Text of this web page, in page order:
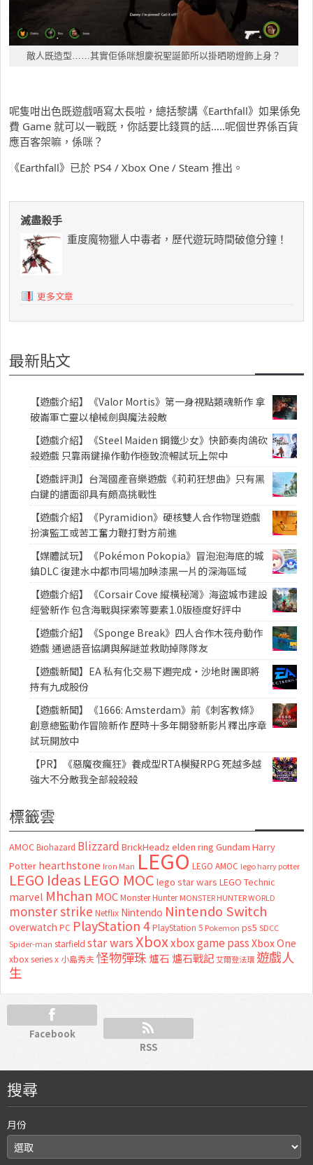
敵人既造型……其實佢係咪想慶祝聖誕節所以掛晒啲燈飾上身？
呢隻咁出色既遊戲唔寫太長啦，總括黎講《Earthfall》如果係免
費 Game 就可以一戰既，你話要比錢買的話…..呢個世界係百貨
應百客架嘛，係咪？
《Earthfall》已於 PS4 / Xbox One / Steam 推出。
滅盡殺手
重度魔物獵人中毒者，歷代遊玩時間破億分鐘！
更多文章
最新貼文
【遊戲介紹】《Valor Mortis》第一身視點類魂新作 拿
破崙軍亡靈以槍械劍與魔法殺敵
【遊戲介紹】《Steel Maiden 鋼鐵少女》快節奏肉鴿砍
殺遊戲 只靠兩鍵操作動作極致流暢試玩上架中
【遊戲評測】台灣國產音樂遊戲《莉莉狂想曲》只有黑
白鍵的譜面卻具有頗高挑戰性
【遊戲介紹】《Pyramidion》硬核雙人合作物理遊戲
扮演監工或苦工奮力鞭打對方前進
【媒體試玩】《Pokémon Pokopia》冒泡泡海底的城
鎮DLC 復建水中都市同場加映漆黑一片的深海區域
【遊戲介紹】《Corsair Cove 縱橫秘灣》海盜城市建設
經營新作 包含海戰與探索等要素1.0版極度好評中
【遊戲介紹】《Sponge Break》四人合作木筏舟動作
遊戲 通過語音協調與解謎並救助掉隊隊友
【遊戲新聞】EA 私有化交易下週完成・沙地財團即將
持有九成股份
【遊戲新聞】《1666: Amsterdam》前《刺客教條》
創意總監動作冒險新作 歷時十多年開發新影片釋出序章
試玩開放中
【PR】《惡魔夜瘋狂》養成型RTA模擬RPG 死越多越
強大不分敵我全部殺殺殺
標籤雲
AMOC Biohazard Blizzard BrickHeadz elden ring Gundam Harry
Potter hearthstone Iron Man LEGO LEGO AMOC lego harry potter
LEGO Ideas LEGO MOC lego star wars LEGO Technic
marvel Mhchan MOC Monster Hunter MONSTER HUNTER WORLD
monster strike Netflix Nintendo Nintendo Switch
overwatch PC PlayStation 4 PlayStation 5 Pokemon ps5 SDCC
Spider-man starfield star warsXboxxbox game passXbox One
xbox series x 小島秀夫怪物彈珠 爐石 爐石戰記艾爾登法環 遊戲人
生
Facebook
RSS
搜尋
月份